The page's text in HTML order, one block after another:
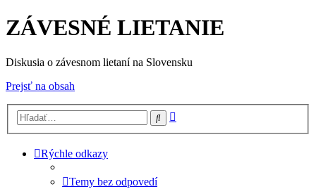
ZÁVESNÉ LIETANIE
Diskusia o závesnom lietaní na Slovensku
Prejsť na obsah
Hľadať
Rýchle odkazy
Temy bez odpovedí